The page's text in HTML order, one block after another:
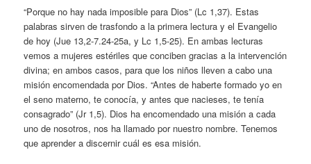
“Porque no hay nada imposible para Dios” (Lc 1,37). Estas
palabras sirven de trasfondo a la primera lectura y el Evangelio
de hoy (Jue 13,2-7.24-25a, y Lc 1,5-25). En ambas lecturas
vemos a mujeres estériles que conciben gracias a la intervención
divina; en ambos casos, para que los niños lleven a cabo una
misión encomendada por Dios. “Antes de haberte formado yo en
el seno materno, te conocía, y antes que nacieses, te tenía
consagrado” (Jr 1,5). Dios ha encomendado una misión a cada
uno de nosotros, nos ha llamado por nuestro nombre. Tenemos
que aprender a discernir cuál es esa misión.